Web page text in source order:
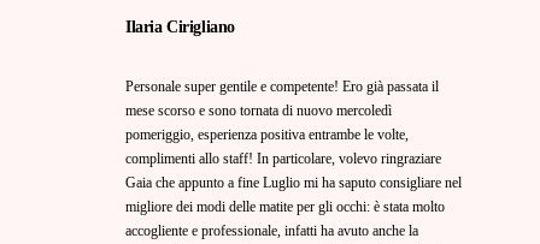
Ilaria Cirigliano
Personale super gentile e competente! Ero già passata il
mese scorso e sono tornata di nuovo mercoledì
pomeriggio, esperienza positiva entrambe le volte,
complimenti allo staff! In particolare, volevo ringraziare
Gaia che appunto a fine Luglio mi ha saputo consigliare nel
migliore dei modi delle matite per gli occhi: è stata molto
accogliente e professionale, infatti ha avuto anche la